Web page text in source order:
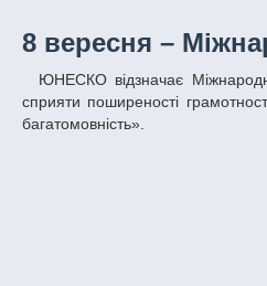
8 вересня –
ЮНЕСКО відзначає Міжнародний день грамотності з 1966 року, прагнучи привернути увагу суспільства до проблеми неосвіченості й
сприяти поширеності
багатомовність».